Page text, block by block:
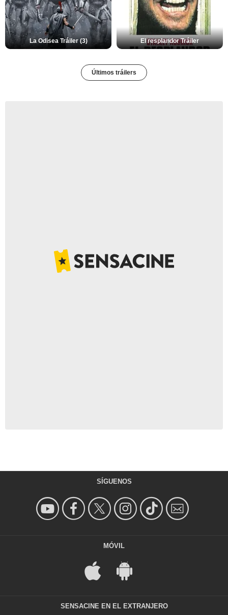
La Odisea Tráiler (3) El resplandor Tráiler
Últimos tráilers
SÍGUENOS
MÓVIL
SENSACINE EN EL EXTRANJERO